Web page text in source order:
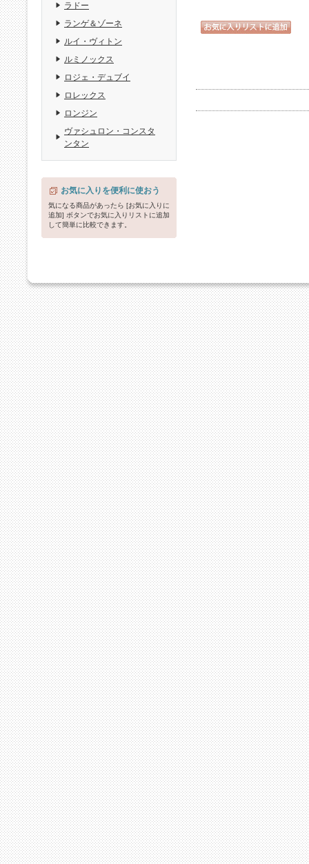
ラドー
ランゲ＆ゾーネ
ルイ・ヴィトン
ルミノックス
ロジェ・デュブイ
ロレックス
ロンジン
ヴァシュロン・コンスタ
ンタン
お気に入りを便利に使おう
気になる商品があったら [お気に入りに
追加] ボタンでお気に入りリストに追加
して簡単に比較できます。